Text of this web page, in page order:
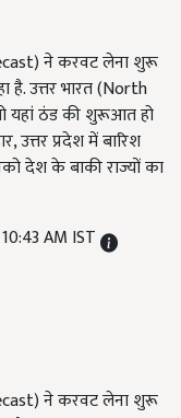
ने करवट लेना शुरू
है. उत्तर भारत (North
यहां ठंड की शुरूआत हो
उत्तर प्रदेश में बारिश
देश के बाकी राज्यों का
AM IST
ने करवट लेना शुरू